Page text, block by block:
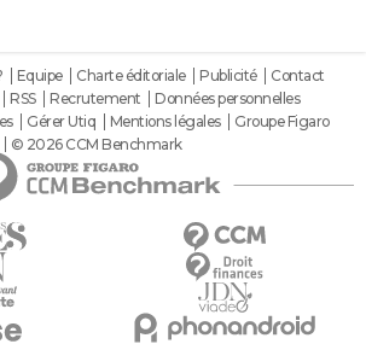
Equipe Charte éditoriale Publicité
Contact
RSS Recrutement
Données personnelles
Gérer Utiq Mentions légales
Groupe Figaro
© 2026 CCM Benchmark